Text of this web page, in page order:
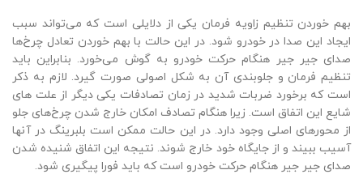
بهم خوردن تنظیم زاویه فرمان یکی از دلایلی است که می‌تواند سبب
ایجاد این صدا در خودرو شود. در این حالت‌ با بهم خوردن تعادل چرخ‌ها
صدای جیر جیر هنگام حرکت خودرو به گوش می‌خورد. بنابراین باید
تنظیم فرمان و جلوبندی آن به شکل اصولی صورت گیرد. لازم به ذکر
است که برخورد ضربات شدید در زمان تصادفات یکی دیگر از علت های
شایع این اتفاق است. زیرا هنگام تصادف امکان خارج شدن چرخ‌های جلو
از محورهای اصلی وجود دارد. در این حالت ممکن است بلبرینگ در آنها
آسیب ببیند و از جایگاه خود خارج شوند. نتیجه این اتفاق شنیده شدن
صدای جیر جیر هنگام حرکت خودرو است که باید فورا پیگیری شود.